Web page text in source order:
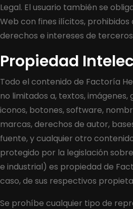
Legal. El usuario también se
Web con fines ilícitos, prohibidos
derechos e intereses de
Propiedad
Todo el contenido de Factoría
no limitados a, textos, imágenes,
iconos, botones, software,
marcas, derechos de autor,
fuente, y cualquier otro
protegido por la legislación
e industrial) es propiedad de
caso, de sus respectivos
Se prohíbe cualquier tipo de